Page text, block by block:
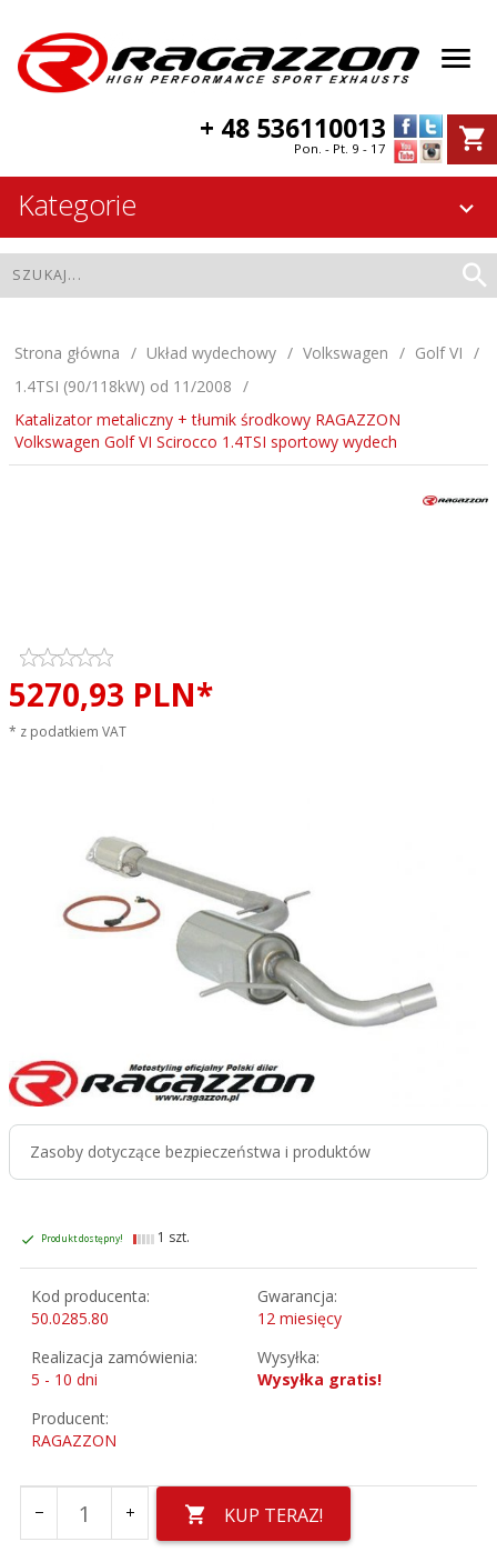
+ 48 536110013
Pon. - Pt. 9 - 17
Kategorie
Strona główna Układ wydechowy Volkswagen
Golf VI
1.4TSI (90/118kW) od 11/2008
Katalizator metaliczny + tłumik środkowy RAGAZZON
Volkswagen Golf VI Scirocco 1.4TSI sportowy wydech
5270,93 PLN*
* z podatkiem VAT
Zasoby dotyczące bezpieczeństwa i produktów
Produkt dostępny! 1 szt.
Kod producenta:
50.0285.80
Gwarancja:
12 miesięcy
Realizacja zamówienia:
5 - 10 dni
Wysyłka:
Wysyłka gratis!
Producent:
RAGAZZON
KUP TERAZ!